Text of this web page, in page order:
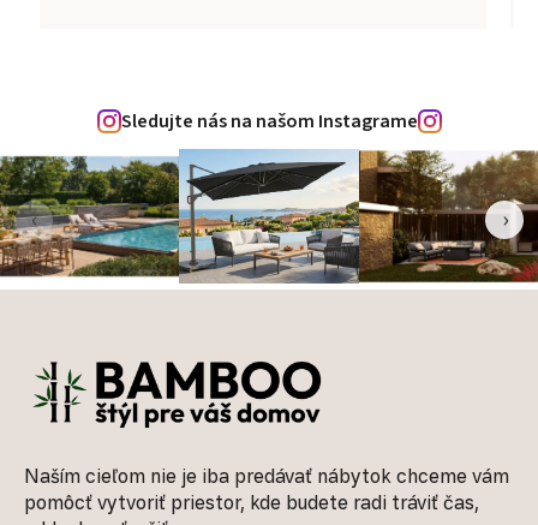
Sledujte nás na našom Instagrame
‹ ›
Naším cieľom nie je iba predávať nábytok chceme vám
pomôcť vytvoriť priestor, kde budete radi tráviť čas,